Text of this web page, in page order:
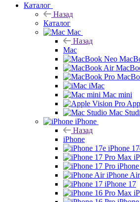
Каталог
Назад
Каталог
Mac
Назад
Mac
iMac
Mac mini
Mac
iPhone
Назад
iPhone
iPhone
iPhone Air
iPhone 17